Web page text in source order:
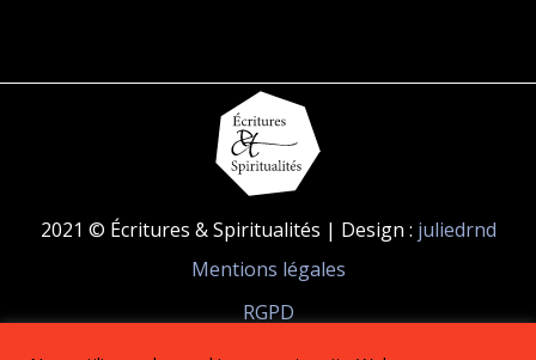
2021 © Écritures & Spiritualités | Design : juliedrnd
Mentions légales
RGPD